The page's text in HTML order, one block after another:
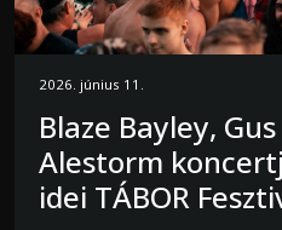
2026. június 11.
Blaze Bayley, Gus
Alestorm
idei TÁBOR